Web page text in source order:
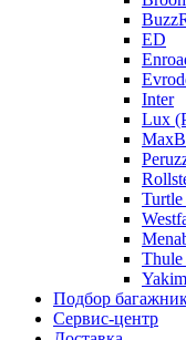
ED
Inter
Lux
Подбор
Сервис-центр